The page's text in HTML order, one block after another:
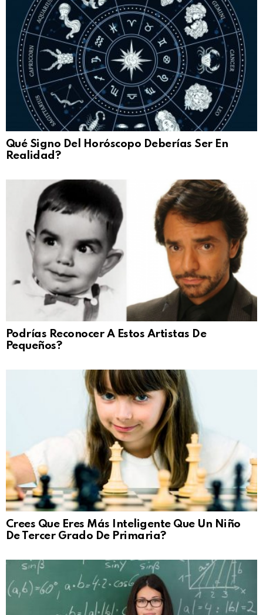
Qué Signo Del Horóscopo Deberías Ser En
Realidad?
Podrías Reconocer A Estos Artistas De
Pequeños?
Crees Que Eres Más Inteligente Que Un Niño
De Tercer Grado De Primaria?